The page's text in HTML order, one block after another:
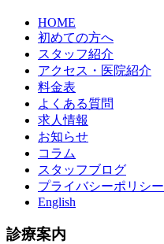
HOME
初めての方へ
スタッフ紹介
アクセス・医院紹介
料金表
よくある質問
求人情報
お知らせ
コラム
スタッフブログ
プライバシーポリシー
English
診療案内